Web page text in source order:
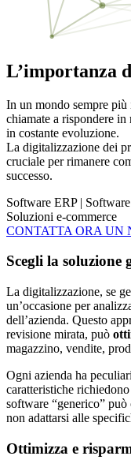
L’importanza
In un mondo sempre più
chiamate a rispondere
in costante evoluzione.
La digitalizzazione dei
cruciale per rimanere
successo.
Software ERP |
Soluzioni e-commerce
CONTATTA ORA UN
Scegli la soluzione
La digitalizzazione, se
un’occasione per
dell’azienda. Questo
revisione mirata, può
magazzino, vendite,
Ogni azienda ha
caratteristiche richiedono
software “generico”
non adattarsi alle
Ottimizza e